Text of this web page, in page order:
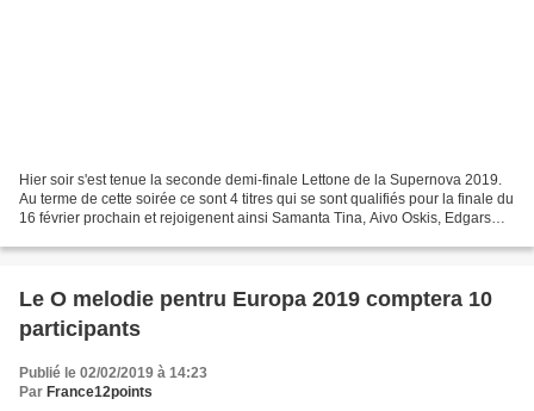
Hier soir s'est tenue la seconde demi-finale Lettone de la Supernova 2019.
Au terme de cette soirée ce sont 4 titres qui se sont qualifiés pour la finale du
16 février prochain et rejoigenent ainsi Samanta Tina, Aivo Oskis, Edgars
Le O melodie pentru Europa 2019 comptera 10
participants
Publié le 02/02/2019 à 14:23
Par France12points